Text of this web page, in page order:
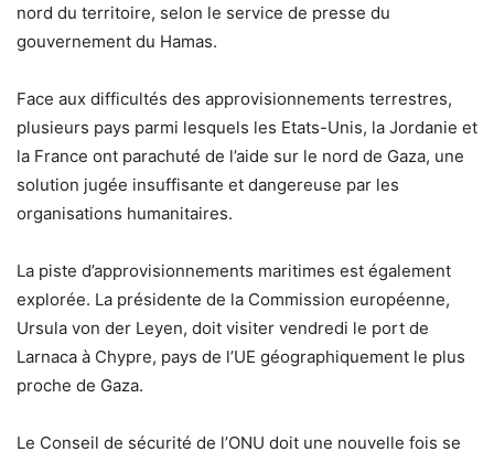
nord du territoire, selon le service de presse du
gouvernement du Hamas.
Face aux difficultés des approvisionnements terrestres,
plusieurs pays parmi lesquels les Etats-Unis, la Jordanie et
la France ont parachuté de l’aide sur le nord de Gaza, une
solution jugée insuffisante et dangereuse par les
organisations humanitaires.
La piste d’approvisionnements maritimes est également
explorée. La présidente de la Commission européenne,
Ursula von der Leyen, doit visiter vendredi le port de
Larnaca à Chypre, pays de l’UE géographiquement le plus
proche de Gaza.
Le Conseil de sécurité de l’ONU doit une nouvelle fois se